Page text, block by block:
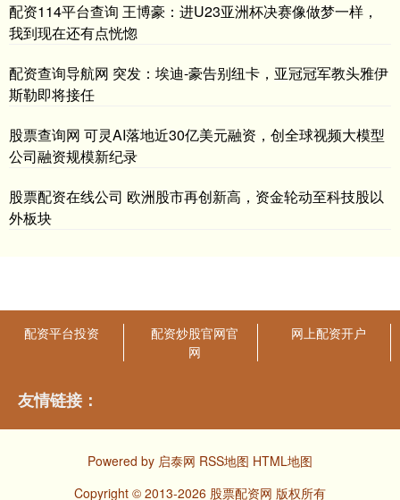
配资114平台查询 王博豪：进U23亚洲杯决赛像做梦一样，
我到现在还有点恍惚
配资查询导航网 突发：埃迪-豪告别纽卡，亚冠冠军教头雅伊
斯勒即将接任
股票查询网 可灵AI落地近30亿美元融资，创全球视频大模型
公司融资规模新纪录
股票配资在线公司 欧洲股市再创新高，资金轮动至科技股以
外板块
配资平台投资
配资炒股官网官
网
网上配资开户
友情链接：
Powered by 启泰网 RSS地图 HTML地图
Copyright © 2013-2026 股票配资网 版权所有